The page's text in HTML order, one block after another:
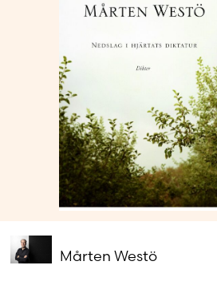
Glömt ditt lösenord?
Har du inget konto?
Skapa nytt konto
Mårten Westö